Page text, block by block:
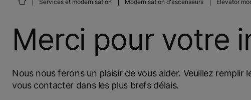
Services et modernisation Modernisation d'ascenseurs Elevator
Merci pour votre
Nous nous ferons un plaisir de vous aider. Veuillez
vous contacter dans les plus brefs délais.